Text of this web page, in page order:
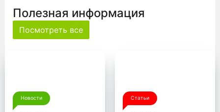
Полезная информация
Посмотреть все
Новости Статьи